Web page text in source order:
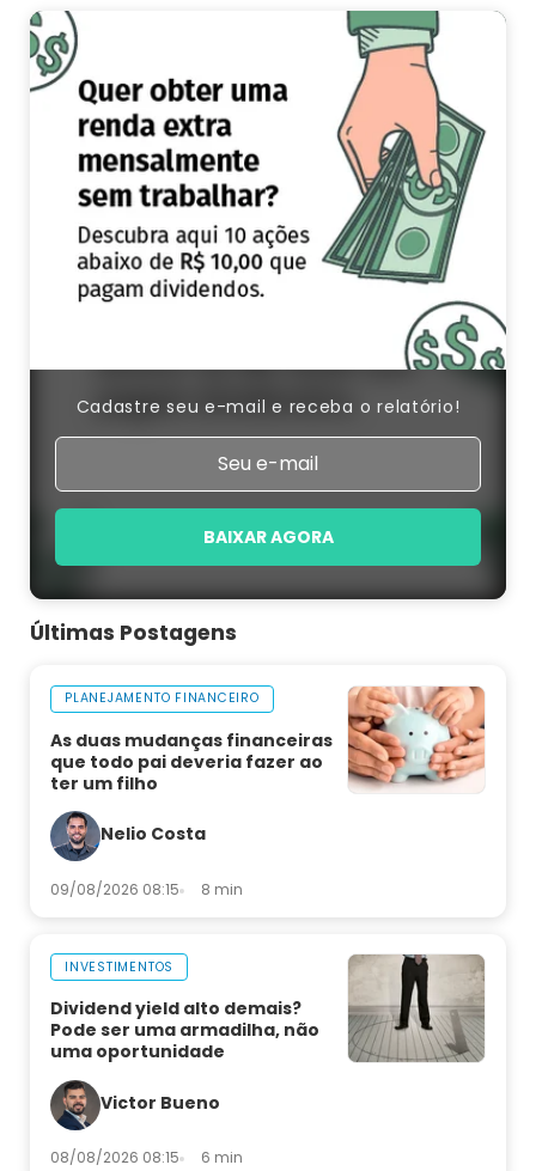
Cadastre seu e-mail e receba o relatório!
BAIXAR AGORA
Últimas Postagens
PLANEJAMENTO FINANCEIRO
As duas mudanças financeiras
que todo pai deveria fazer ao
ter um filho
Nelio Costa
09/08/2026 08:15 8 min
INVESTIMENTOS
Dividend yield alto demais?
Pode ser uma armadilha, não
uma oportunidade
Victor Bueno
08/08/2026 08:15 6 min